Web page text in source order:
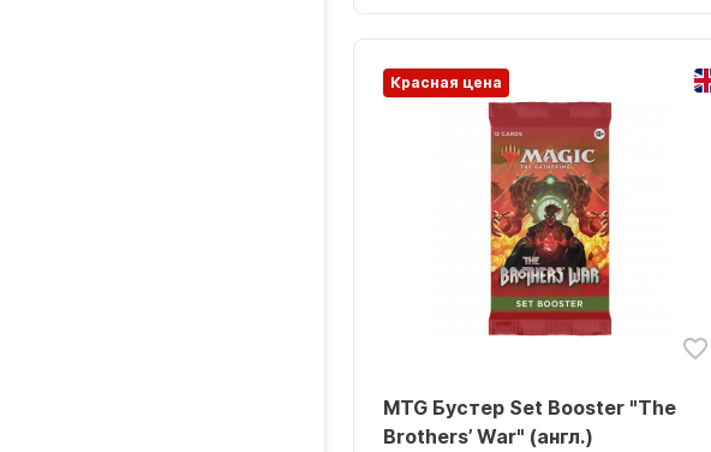
Красная цена
MTG Бустер Set Booster "The
Brothers’ War" (англ.)